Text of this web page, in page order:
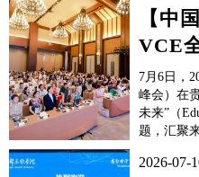
【中
VCE
求出
替代
7月6日，
峰会）在
未来”（
题，汇聚
等领域的
2026-07-